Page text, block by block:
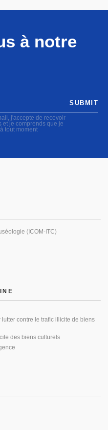
à notre
j'accepte de recevoir
et je comprends que je
tout moment
SUBMIT
lutter contre le trafic illicite de biens
des biens culturels
(ICOM-ITC)